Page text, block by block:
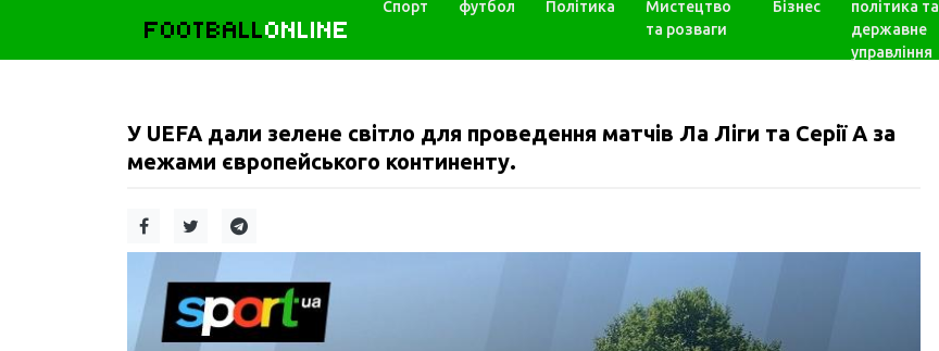
FOOTBALLONLINE
Спорт футбол Політика
Мистецтво
та розваги
Бізнес
політика та
державне
управління
У UEFA дали зелене світло для проведення матчів Ла Ліги та Серії A за
межами європейського континенту.